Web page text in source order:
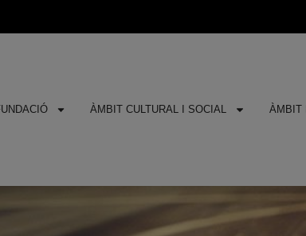
ÀMBIT CULTURAL I SOCIAL ÀMBIT